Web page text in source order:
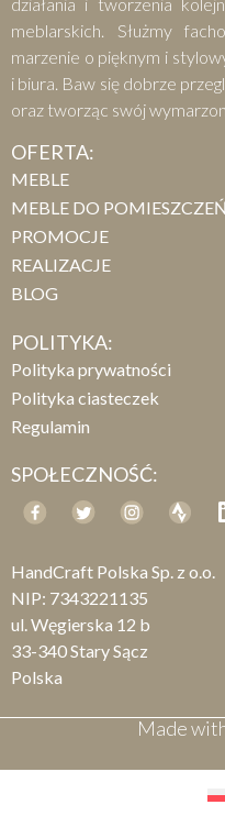
meblarskich. Służmy
marzenie o pięknym i
i biura. Baw się dobrze
oraz tworząc swój
OFERTA:
MEBLE
MEBLE DO POMIESZCZEŃ
PROMOCJE
REALIZACJE
BLOG
POLITYKA:
Polityka prywatności
Polityka ciasteczek
Regulamin
SPOŁECZNOŚĆ:
HandCraft Polska Sp. z o.o.
NIP: 7343221135
ul. Węgierska 12 b
33-340 Stary Sącz
Polska
Made